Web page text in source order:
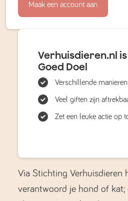
Maak een account aan
Verhuisdieren.nl
Goed Doel
Verschillende
Veel giften zijn
Zet een leuke actie op
Via Stichting Verhuisdieren
verantwoord je hond of kat;